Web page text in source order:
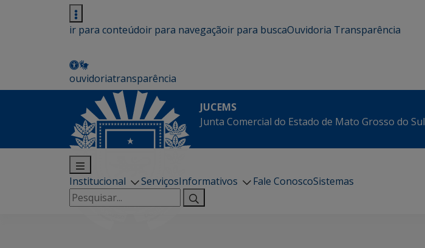
ir para conteúdoir para navegaçãoir para buscaOuvidoria Transparência
ouvidoriatransparência
JUCEMS
Junta Comercial do Estado de Mato Grosso do Sul
Institucional ServiçosInformativos Fale ConoscoSistemas
Pesquisar
por: